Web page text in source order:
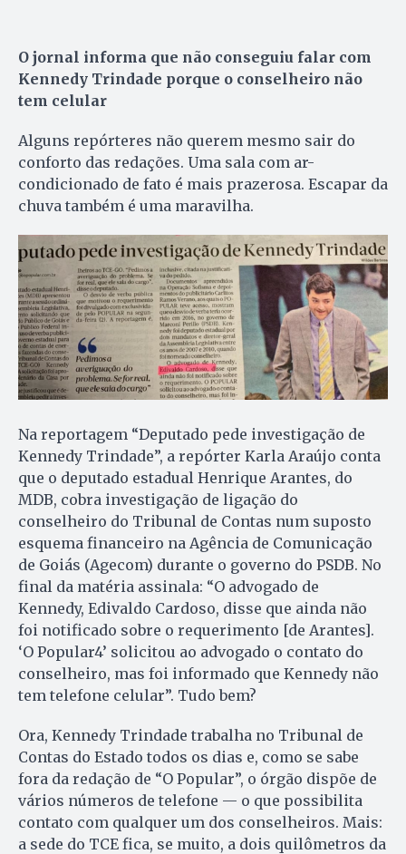
O jornal informa que não conseguiu falar com
Kennedy Trindade porque o conselheiro não
tem celular
Alguns repórteres não querem mesmo sair do
conforto das redações. Uma sala com ar-
condicionado de fato é mais prazerosa. Escapar da
chuva também é uma maravilha.
Na reportagem “Deputado pede investigação de
Kennedy Trindade”, a repórter Karla Araújo conta
que o deputado estadual Henrique Arantes, do
MDB, cobra investigação de ligação do
conselheiro do Tribunal de Contas num suposto
esquema financeiro na Agência de Comunicação
de Goiás (Agecom) durante o governo do PSDB. No
final da matéria assinala: “O advogado de
Kennedy, Edivaldo Cardoso, disse que ainda não
foi notificado sobre o requerimento [de Arantes].
‘O Popular4’ solicitou ao advogado o contato do
conselheiro, mas foi informado que Kennedy não
tem telefone celular”. Tudo bem?
Ora, Kennedy Trindade trabalha no Tribunal de
Contas do Estado todos os dias e, como se sabe
fora da redação de “O Popular”, o órgão dispõe de
vários números de telefone — o que possibilita
contato com qualquer um dos conselheiros. Mais:
a sede do TCE fica, se muito, a dois quilômetros da